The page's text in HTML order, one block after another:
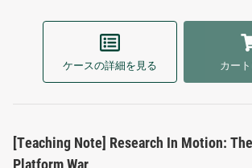
ケースの詳細を見る カー
[Teaching Note] Research In Motion:
Platform War